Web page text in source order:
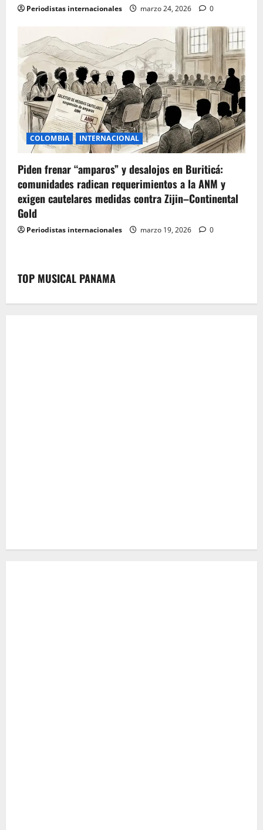
Periodistas internacionales marzo 24, 2026 0
COLOMBIA INTERNACIONAL
Piden frenar “amparos” y desalojos en Buriticá:
comunidades radican requerimientos a la ANM y
exigen cautelares medidas contra Zijin–Continental
Gold
Periodistas internacionales marzo 19, 2026 0
TOP MUSICAL PANAMA